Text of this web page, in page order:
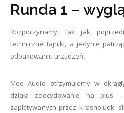
Runda 1 –
Rozpoczynamy, tak jak
techniczne tajniki, a jedynie
odpakowaniu urządzeń.
Mee Audio otrzymujemy w
działa zdecydowanie na plus
zaplątywanych przez krasnoludki